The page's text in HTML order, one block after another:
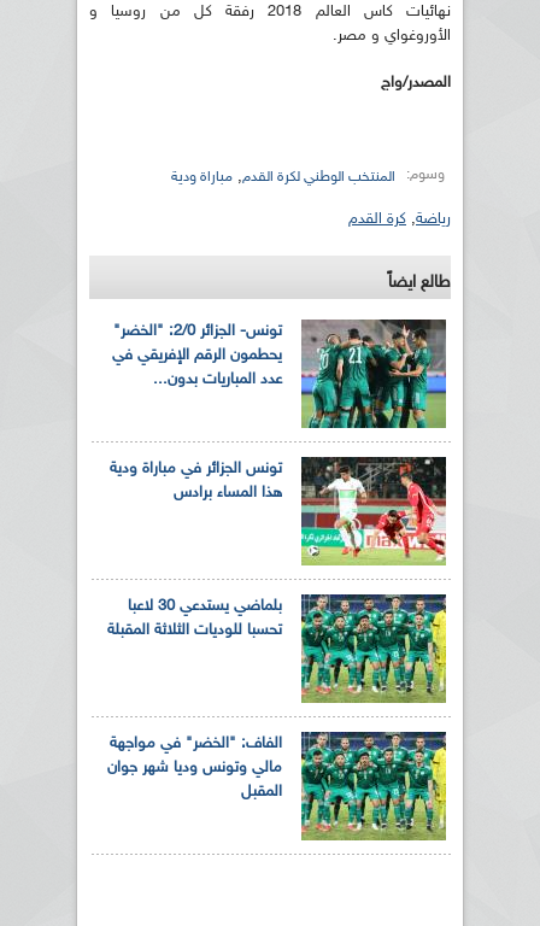
نهائيات كاس العالم 2018 رفقة كل من روسيا و
الأوروغواي و مصر.
المصدر/واج
وسوم: المنتخب الوطني لكرة القدم, مباراة ودية
رياضة, كرة القدم
طالع ايضاً
تونس- الجزائر 2/0: "الخضر"
يحطمون الرقم الإفريقي في
عدد المباريات بدون...
تونس الجزائر في مباراة ودية
هذا المساء برادس
بلماضي يستدعي 30 لاعبا
تحسبا للوديات الثلاثة المقبلة
الفاف: "الخضر" في مواجهة
مالي وتونس وديا شهر جوان
المقبل